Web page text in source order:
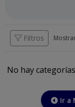
Filtros
No hay
Ir a